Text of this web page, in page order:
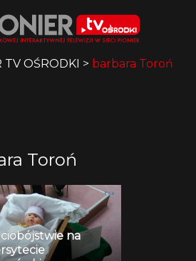
TV OŚRODKI > barbara Toroń
Toroń
na